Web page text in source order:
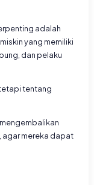
adalah
yang memiliki
dan pelaku
tentang
agar mereka dapat